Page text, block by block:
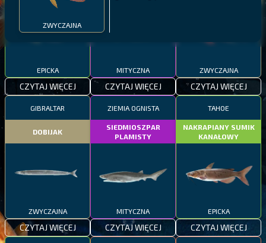
ZWYCZAJNA
EPICKA
CZYTAJ WIĘCEJ
MITYCZNA
CZYTAJ WIĘCEJ
ZWYCZAJNA
CZYTAJ WIĘCEJ
GIBRALTAR
DOBIJAK
ZWYCZAJNA
CZYTAJ WIĘCEJ
ZIEMIA OGNISTA
SIEDMIOSZPAR
PLAMISTY
MITYCZNA
CZYTAJ WIĘCEJ
TAHOE
NAKRAPIANY SUMIK
KANAŁOWY
EPICKA
CZYTAJ WIĘCEJ